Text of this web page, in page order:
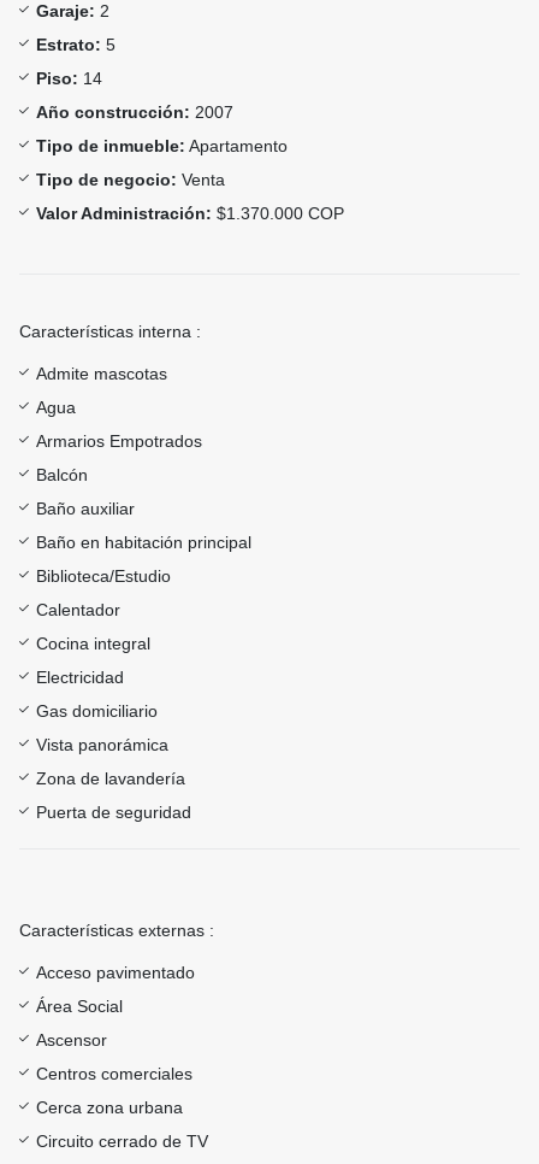
Garaje: 2
Estrato: 5
Piso: 14
Año construcción: 2007
Tipo de inmueble: Apartamento
Tipo de negocio: Venta
Valor Administración: $1.370.000 COP
Características interna :
Admite mascotas
Agua
Armarios Empotrados
Balcón
Baño auxiliar
Baño en habitación principal
Biblioteca/Estudio
Calentador
Cocina integral
Electricidad
Gas domiciliario
Vista panorámica
Zona de lavandería
Puerta de seguridad
Características externas :
Acceso pavimentado
Área Social
Ascensor
Centros comerciales
Cerca zona urbana
Circuito cerrado de TV